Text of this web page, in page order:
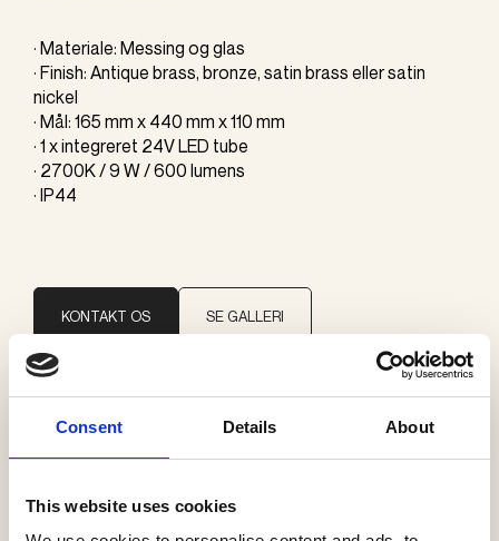
Consent Details About
This website uses cookies
· Materiale: Messing og glas
· Finish: Antique brass, bronze, satin brass eller satin
nickel
· Mål: 165 mm x 440 mm x 110 mm
· 1 x integreret 24V LED tube
· 2700K / 9 W / 600 lumens
· IP44
KONTAKT OS SE GALLERI
Brand
J. Adams & Co
Kategorier